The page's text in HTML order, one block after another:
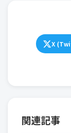
X
関連記事